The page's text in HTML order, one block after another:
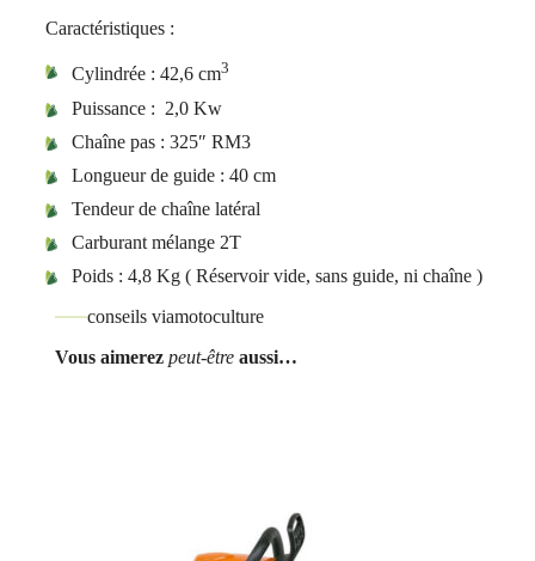
Caractéristiques :
Cylindrée : 42,6 cm3
Puissance : 2,0 Kw
Chaîne pas : 325″ RM3
Longueur de guide : 40 cm
Tendeur de chaîne latéral
Carburant mélange 2T
Poids : 4,8 Kg ( Réservoir vide, sans guide, ni chaîne )
conseils viamotoculture
Vous aimerez peut-êtreaussi…